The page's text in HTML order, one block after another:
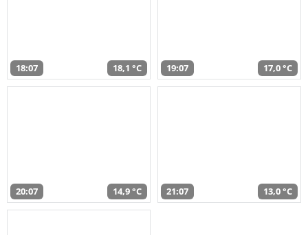
18:07 18,1 °C 19:07 17,0 °C
20:07 14,9 °C 21:07 13,0 °C